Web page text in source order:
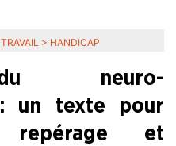
> HANDICAP
neuro-
un texte pour
et